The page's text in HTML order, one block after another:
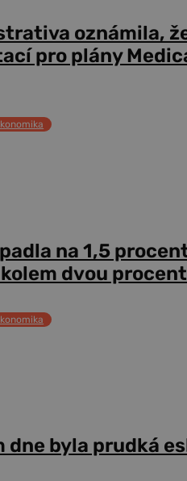
oznámila,
pro plány
na 1,5
dvou
byla prudká